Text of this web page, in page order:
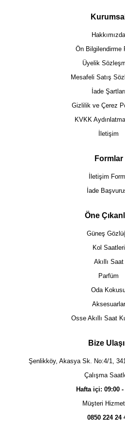
Kurumsal
Hakkımızda
Ön Bilgilendirme
Üyelik
Mesafeli Satış
İade Şartları
Gizlilik ve Çerez
KVKK
İletişim
Formlar
İletişim
İade
Öne
Güneş
Kol Saatleri
Akıllı Saat
Parfüm
Oda
Aksesuarlar
Osse Akıllı Saat
Bize
Şenlikköy, Akasya Sk. No:4/1,
Çalışma
Hafta içi: 09:00 -
Müşteri
0850 224 24